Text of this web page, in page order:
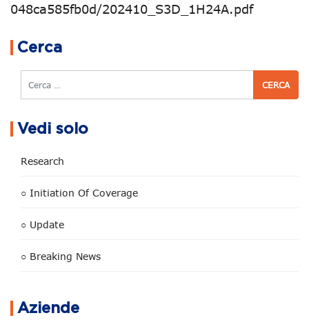
048ca585fb0d/202410_S3D_1H24A.pdf
Cerca
Cerca
Vedi solo
Research
○ Initiation Of Coverage
○ Update
○ Breaking News
Aziende